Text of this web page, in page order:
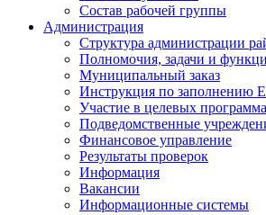
Состав рабочей группы
Администрация
Структура администрации
Полномочия, задачи и
Муниципальный заказ
Инструкция по заполнению
Участие в целевых
Подведомственные
Финансовое управление
Результаты проверок
Информация
Вакансии
Информационные системы